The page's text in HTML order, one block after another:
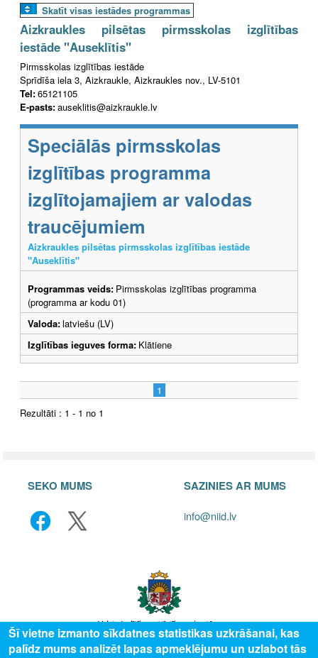
Skatīt visas iestādes programmas
Aizkraukles pilsētas pirmsskolas izglītības
iestāde "Auseklītis"
Pirmsskolas izglītības iestāde
Sprīdīša iela 3, Aizkraukle, Aizkraukles nov., LV-5101
Tel:65121105
E-pasts:auseklitis@aizkraukle.lv
Speciālās pirmsskolas
izglītības programma
izglītojamajiem ar valodas
traucējumiem
Aizkraukles pilsētas pirmsskolas izglītības iestāde
"Auseklītis"
Programmas veids: Pirmsskolas izglītības programma
(programma ar kodu 01)
Valoda:latviešu (LV)
Izglītības ieguves forma: Klātiene
1
Rezultāti : 1 - 1 no 1
SEKO MUMS SAZINIES AR MUMS
info@niid.lv
Šī vietne izmanto sīkdatnes statistikas uzkrāšanai, kas
palīdz mums analizēt lapas apmeklējumu un uzlabot tās